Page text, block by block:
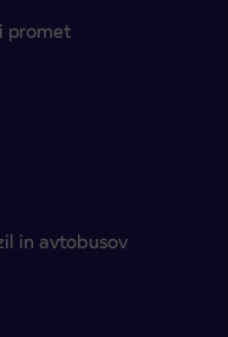
promet
in avtobusov